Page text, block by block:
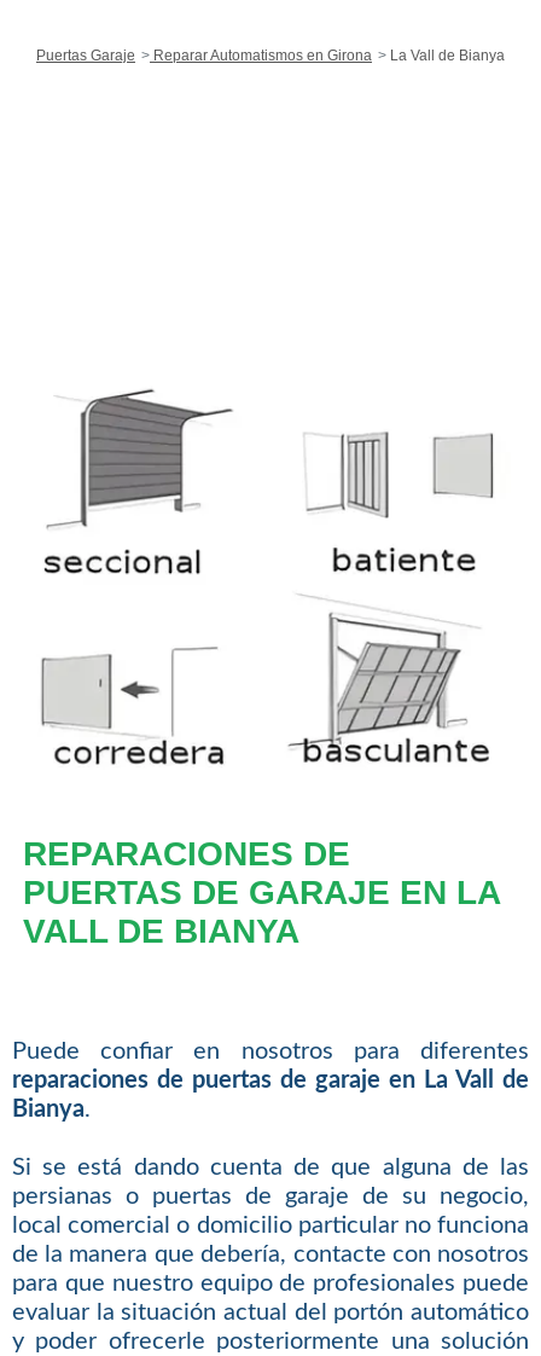
Puertas Garaje Reparar Automatismos en Girona La Vall de Bianya
REPARACIONES DE
PUERTAS DE GARAJE EN LA
VALL DE BIANYA
Puede confiar en nosotros para diferentes
reparaciones de puertas de garaje en La Vall de
Bianya.
Si se está dando cuenta de que alguna de las
persianas o puertas de garaje de su negocio,
local comercial o domicilio particular no funciona
de la manera que debería, contacte con nosotros
para que nuestro equipo de profesionales puede
evaluar la situación actual del portón automático
y poder ofrecerle posteriormente una solución